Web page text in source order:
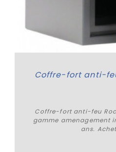
Coffre-fort anti-
Coffre-fort anti-feu
gamme amenagement
ans.